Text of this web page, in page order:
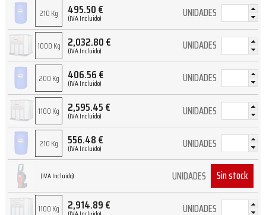
210 Kg 495.50€
(IVA Incluido) UNIDADES
1000 Kg 2,032.80€
(IVA Incluido) UNIDADES
200 Kg 406.56€
(IVA Incluido) UNIDADES
1100 Kg 2,595.45€
(IVA Incluido) UNIDADES
210 Kg 556.48€
(IVA Incluido) UNIDADES
(IVA Incluido) UNIDADES Sin stock
1100 Kg 2,914.89€ UNIDADES